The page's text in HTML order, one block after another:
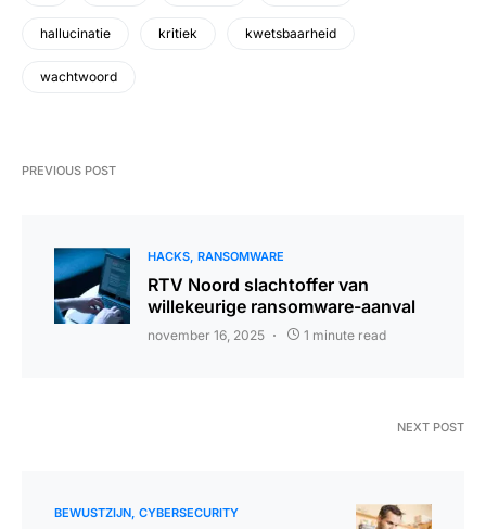
hallucinatie kritiek kwetsbaarheid
wachtwoord
PREVIOUS POST
HACKS RANSOMWARE
RTV Noord slachtoffer van
willekeurige ransomware-aanval
november 16, 2025 1 minute read
NEXT POST
BEWUSTZIJN CYBERSECURITY